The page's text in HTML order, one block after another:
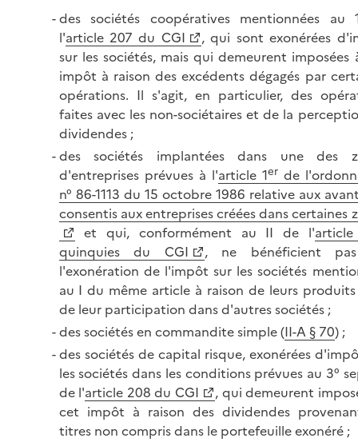
des sociétés coopératives mentionnées au
l'article 207 du CGI
, qui sont exonérées
sur les sociétés, mais qui demeurent imposées
impôt à raison des excédents dégagés par
opérations. Il s'agit, en particulier, des
faites avec les non-sociétaires et de la
dividendes ;
des sociétés implantées dans une des
d'entreprises prévues à l'article 1erde
n° 86-1113 du 15 octobre 1986 relative aux
consentis aux entreprises créées dans certaines
et qui, conformément au II de l'
quinquies du CGI
, ne bénéficient
l'exonération de l'impôt sur les sociétés
au I du même article à raison de leurs
de leur participation dans d'autres sociétés ;
des sociétés en commandite simple (II-A § 70) ;
des sociétés de capital risque, exonérées
les sociétés dans les conditions prévues au 3°
de l'article 208 du CGI
, qui demeurent
cet impôt à raison des dividendes
titres non compris dans le portefeuille exonéré ;